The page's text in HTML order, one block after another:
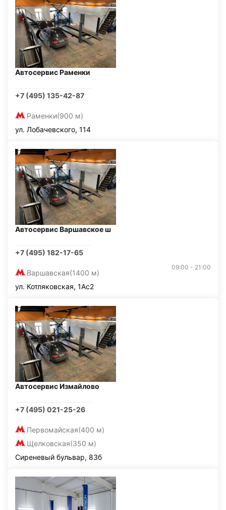
Автосервис Раменки
+7 (495) 135-42-87
Раменки(900 м)
ул. Лобачевского, 114
Автосервис Варшавское ш
+7 (495) 182-17-65
Варшавская(1400 м)
09:00 - 21:00
ул. Котляковская, 1Ас2
Автосервис Измайлово
+7 (495) 021-25-26
Первомайская(400 м)
Щелковская(350 м)
Сиреневый бульвар, 83б